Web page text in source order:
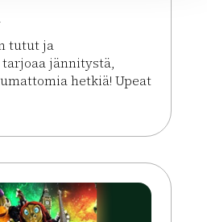
tutut ja
jännitystä,
hetkiä! Upeat